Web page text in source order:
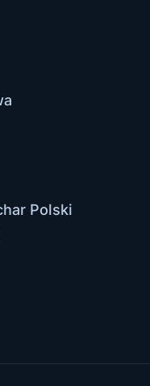
Polski